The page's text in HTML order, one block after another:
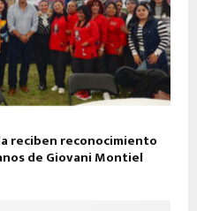
reciben reconocimiento
de Giovani Montiel